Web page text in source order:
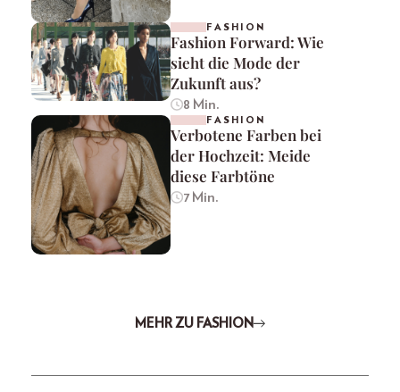
FASHION
Fashion Forward: Wie
sieht die Mode der
Zukunft aus?
8 Min.
FASHION
Verbotene Farben bei
der Hochzeit: Meide
diese Farbtöne
7 Min.
MEHR ZU FASHION